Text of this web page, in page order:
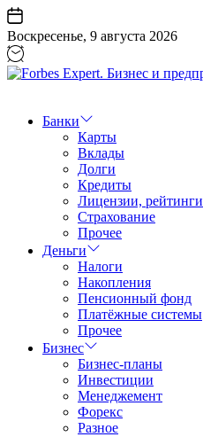
Перейти
к
содержанию
Воскресенье, 9 августа 2026
Бизнес
предпринимательство
Банки
Карты
Вклады
Долги
Кредиты
Лицензии, рейтинги
Страхование
Прочее
Деньги
Налоги
Накопления
Пенсионный фонд
Платёжные системы
Прочее
Бизнес
Бизнес-планы
Инвестиции
Менеджемент
Форекс
Разное